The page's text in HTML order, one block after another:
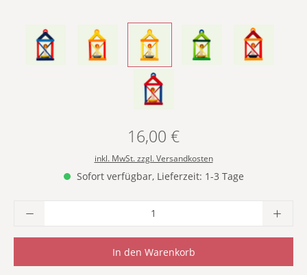
- BLAU & ROT -- GELB & ROT -- GELB - - GRÜN - - ORANGE -
- ROT & BLAU -
Regulärer Preis:
16,00 €
inkl. MwSt. zzgl. Versandkosten
Sofort verfügbar, Lieferzeit: 1-3 Tage
Produkt Anzahl: Gib den gewünschten
In den Warenkorb